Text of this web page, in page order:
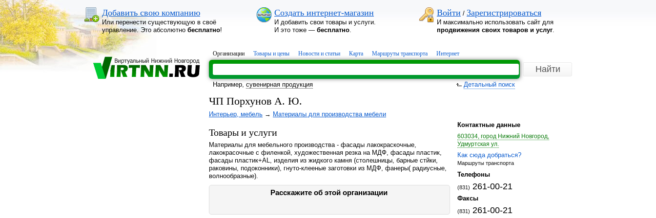
Добавить свою компанию
Или перенести существующую в своё
управление. Это абсолютно бесплатно!
Создать интернет-магазин
И добавить свои товары и услуги.
И это тоже — бесплатно.
Войти / Зарегистрироваться
И максимально использовать сайт для
продвижения своих товаров и услуг.
Организации Товары и цены Новости и статьи Карта Маршруты транспорта Интернет
Например, сувенирная продукция Детальный поиск
ЧП Порхунов А. Ю.
Интерьер, мебель → Материалы для производства мебели
Товары и услуги
Материалы для мебельного производства - фасады лакокраскочные,
лакокрасочные с филенкой, художественная резка на МДФ, фасады пластик,
фасады пластик+AL, изделия из жидкого камня (столешницы, барные стйки,
раковины, подоконники), гнуто-клееные заготовки из МДФ, фанеры( радиусные,
волнообразные).
Расскажите об этой организации
Контактные данные
603034, город Нижний Новгород,
Удмуртская ул.
Как сюда добраться?
Маршруты транспорта
Телефоны
(831) 261-00-21
Факсы
(831) 261-00-21